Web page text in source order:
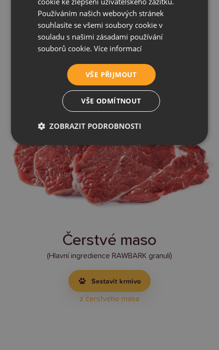
Čerstvé maso
(Hlavní ingredience RAWBARK granulí)
Sestavit krmivo
z čerstvého masa
Používáním našich webových stránek
souhlasíte se všemi soubory cookie v
souladu s našimi zásadami používání
souborů cookie.Více informací
VŠE PŘIJMOUT
VŠE ODMÍTNOUT
ZOBRAZIT PODROBNOSTI